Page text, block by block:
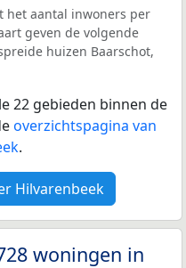
het aantal inwoners per
geven de volgende
huizen Baarschot,
22 gebieden binnen de
overzichtspagina van
.
Hilvarenbeek
woningen in